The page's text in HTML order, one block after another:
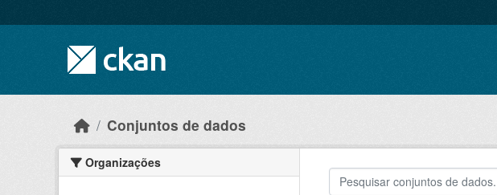
Conjuntos de dados
Organizações